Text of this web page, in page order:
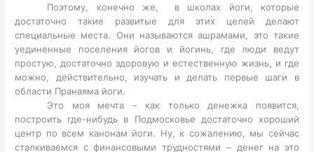
Поэтому, конечно же, в школах йоги, которые
достаточно такие развитые для этих целей делают
специальные места. Они называются ашрамами, это такие
уединенные поселения йогов и йогинь, где люди ведут
простую, достаточно здоровую и естественную жизнь, и где
можно, действительно, изучать и делать первые шаги в
области Пранаяма йоги.
Это моя мечта – как только денежка появится,
построить где-нибудь в Подмосковье достаточно хороший
центр по всем канонам йоги. Ну, к сожалению, мы сейчас
сталкиваемся с финансовыми трудностями – денег на это